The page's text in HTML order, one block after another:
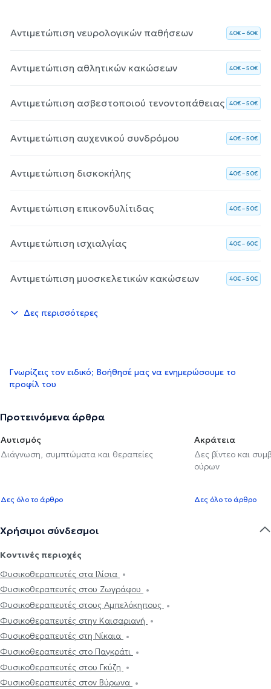
Αντιμετώπιση νευρολογικών παθήσεων 40€ – 60€
Αντιμετώπιση αθλητικών κακώσεων 40€ – 50€
Αντιμετώπιση ασβεστοποιού τενοντοπάθειας 40€ – 50€
Αντιμετώπιση αυχενικού συνδρόμου 40€ – 50€
Αντιμετώπιση δισκοκήλης 40€ – 50€
Αντιμετώπιση επικονδυλίτιδας 40€ – 50€
Αντιμετώπιση ισχιαλγίας 40€ – 60€
Αντιμετώπιση μυοσκελετικών κακώσεων 40€ – 50€
Δες περισσότερες
Γνωρίζεις τον ειδικό; Βοήθησέ μας να ενημερώσουμε το
προφίλ του
Προτεινόμενα άρθρα
Αυτισμός
Διάγνωση, συμπτώματα και θεραπείες
Δες όλο το άρθρο
Ακράτεια
Δες βίντεο και
ούρων
Δες όλο το άρθρο
Χρήσιμοι σύνδεσμοι
Κοντινές περιοχές
Φυσικοθεραπευτές στα Ιλίσια
Φυσικοθεραπευτές στου Ζωγράφου
Φυσικοθεραπευτές στους Αμπελόκηπους
Φυσικοθεραπευτές στην Καισαριανή
Φυσικοθεραπευτές στη Νίκαια
Φυσικοθεραπευτές στο Παγκράτι
Φυσικοθεραπευτές στου Γκύζη
Φυσικοθεραπευτές στον Βύρωνα